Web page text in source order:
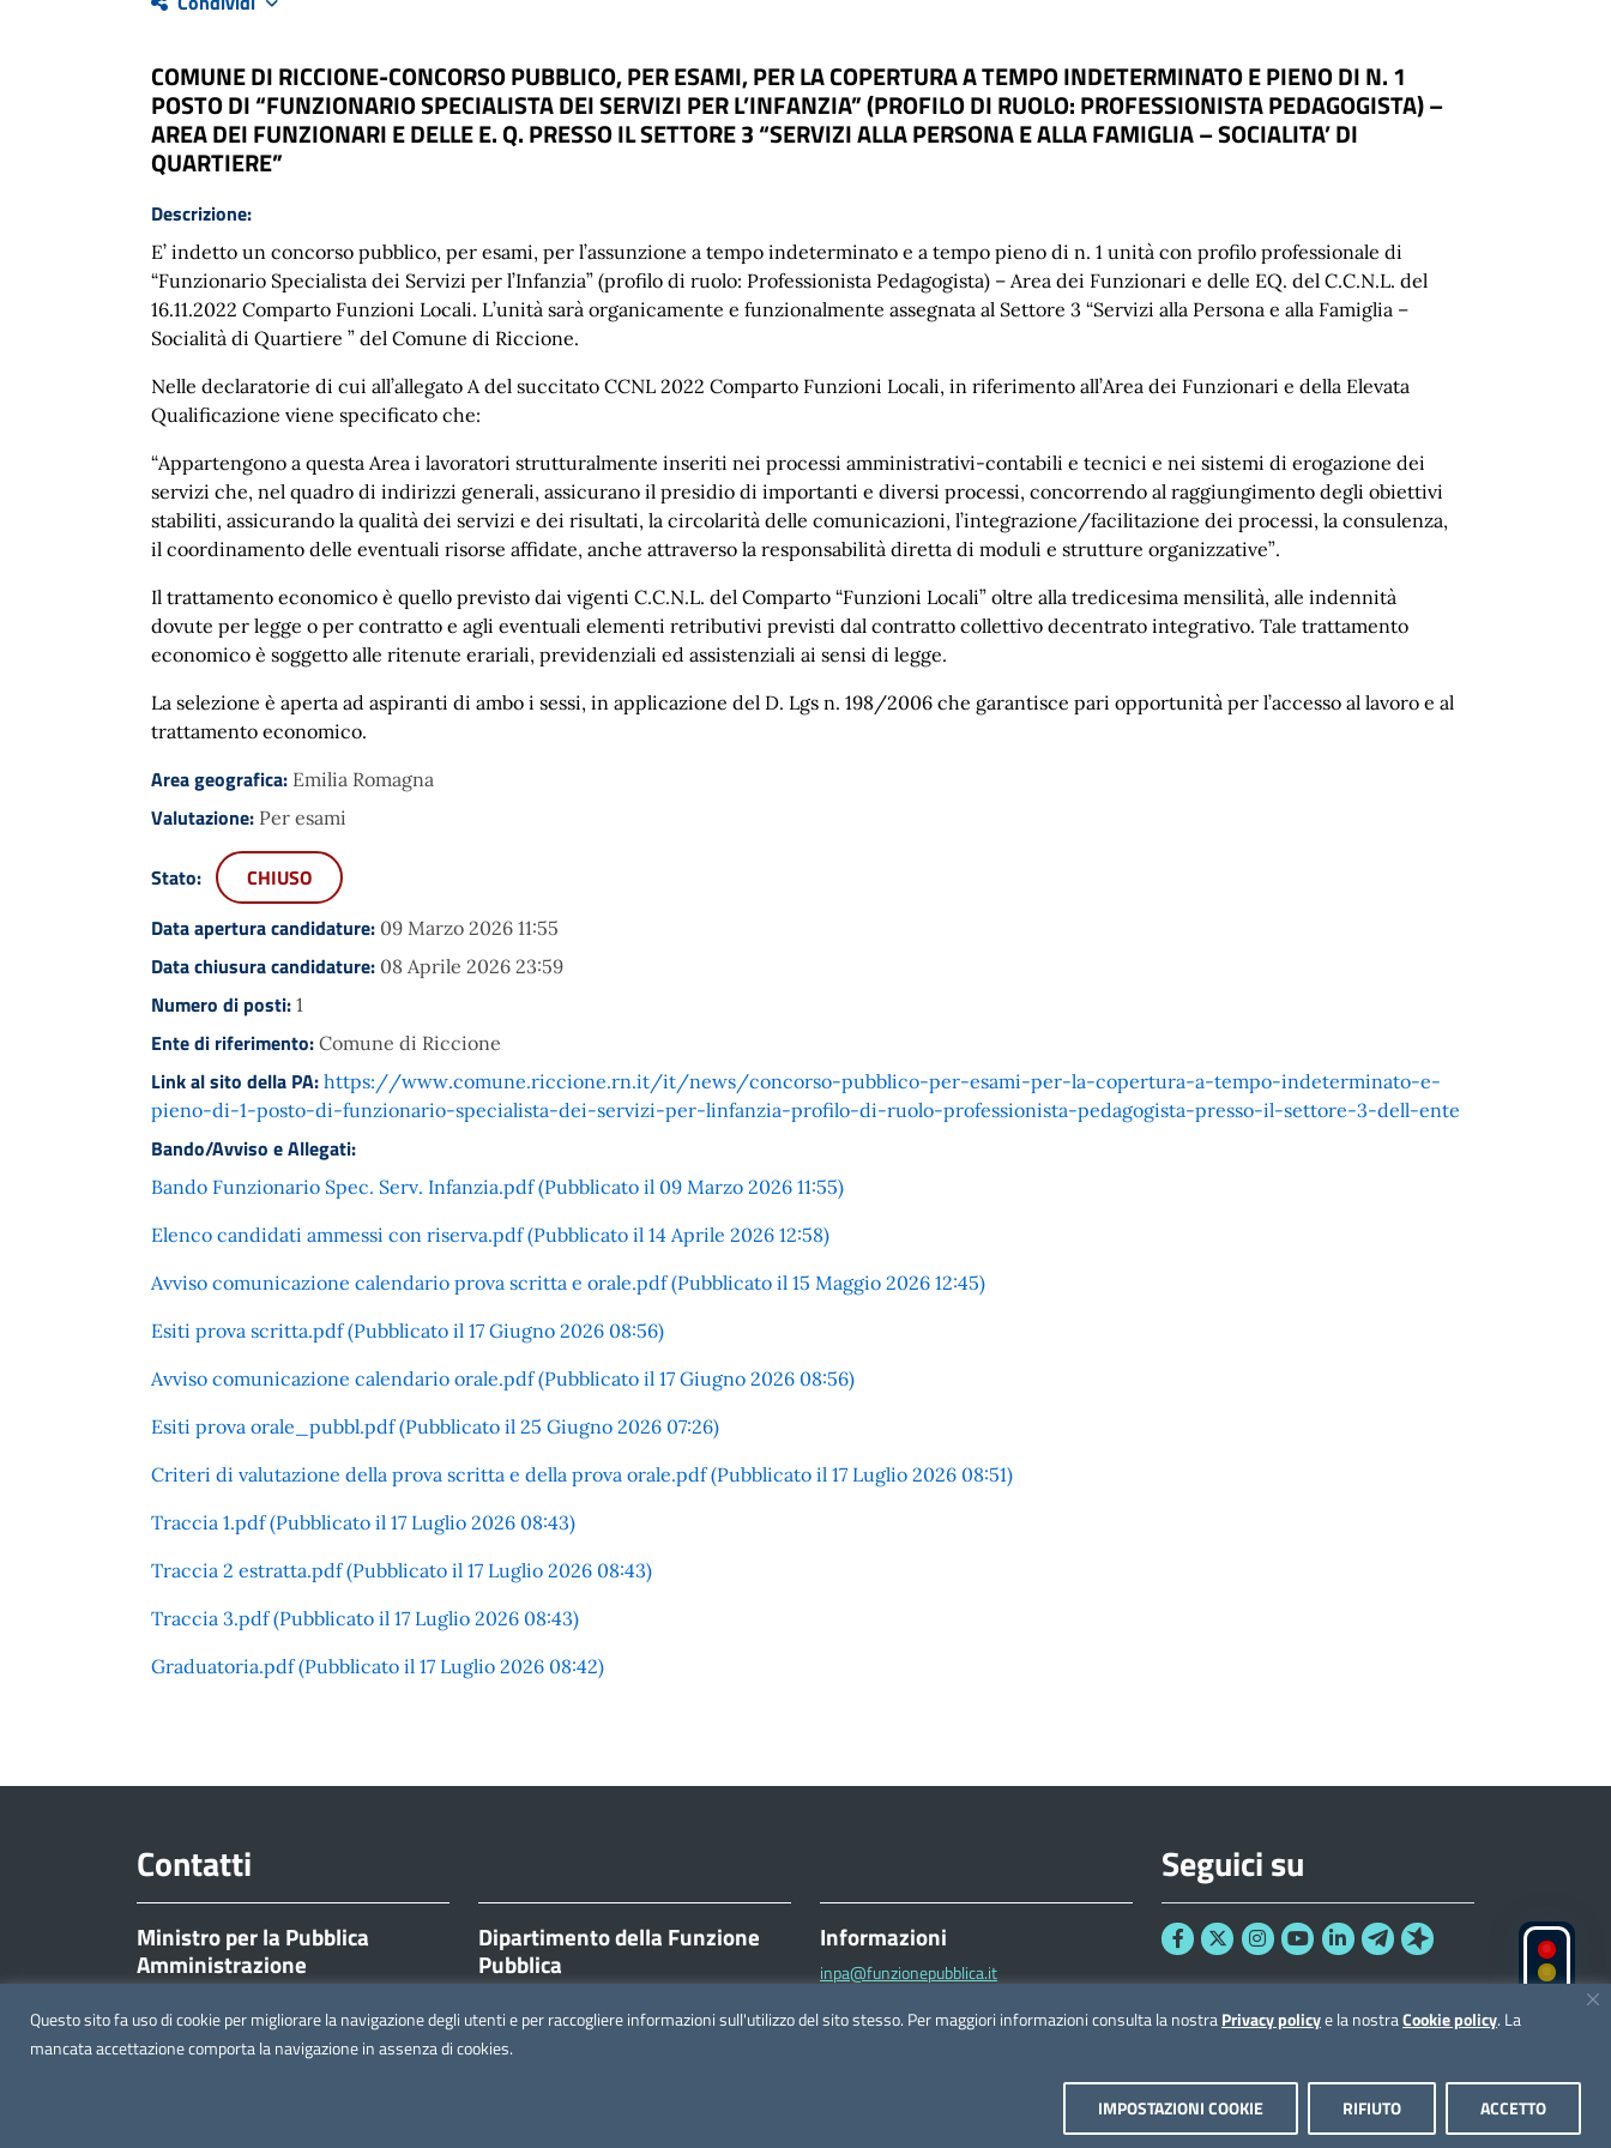
Questo sito fa uso di cookie per migliorare la navigazione degli utenti e per raccogliere informazioni sull'utilizzo del sito stesso. Per maggiori informazioni consulta la nostraPrivacy policye la nostraCookie policy. La
mancata accettazione comporta la navigazione in assenza di cookies.
IMPOSTAZIONI COOKIE RIFIUTO ACCETTO
COMUNE DI RICCIONE-CONCORSO PUBBLICO, PER ESAMI, PER LA COPERTURA A TEMPO INDETERMINATO E PIENO DI N. 1
POSTO DI “FUNZIONARIO SPECIALISTA DEI SERVIZI PER L’INFANZIA” (PROFILO DI RUOLO: PROFESSIONISTA PEDAGOGISTA) –
AREA DEI FUNZIONARI E DELLE E. Q. PRESSO IL SETTORE 3 “SERVIZI ALLA PERSONA E ALLA FAMIGLIA – SOCIALITA’ DI
QUARTIERE”
Descrizione:
E’ indetto un concorso pubblico, per esami, per l’assunzione a tempo indeterminato e a tempo pieno di n. 1 unità con profilo professionale di
“Funzionario Specialista dei Servizi per l’Infanzia” (profilo di ruolo: Professionista Pedagogista) – Area dei Funzionari e delle EQ. del C.C.N.L. del
16.11.2022 Comparto Funzioni Locali. L’unità sarà organicamente e funzionalmente assegnata al Settore 3 “Servizi alla Persona e alla Famiglia –
Socialità di Quartiere ” del Comune di Riccione.
Nelle declaratorie di cui all’allegato A del succitato CCNL 2022 Comparto Funzioni Locali, in riferimento all’Area dei Funzionari e della Elevata
Qualificazione viene specificato che:
“Appartengono a questa Area i lavoratori strutturalmente inseriti nei processi amministrativi-contabili e tecnici e nei sistemi di erogazione dei
servizi che, nel quadro di indirizzi generali, assicurano il presidio di importanti e diversi processi, concorrendo al raggiungimento degli obiettivi
stabiliti, assicurando la qualità dei servizi e dei risultati, la circolarità delle comunicazioni, l’integrazione/facilitazione dei processi, la consulenza,
il coordinamento delle eventuali risorse affidate, anche attraverso la responsabilità diretta di moduli e strutture organizzative”.
Il trattamento economico è quello previsto dai vigenti C.C.N.L. del Comparto “Funzioni Locali” oltre alla tredicesima mensilità, alle indennità
dovute per legge o per contratto e agli eventuali elementi retributivi previsti dal contratto collettivo decentrato integrativo. Tale trattamento
economico è soggetto alle ritenute erariali, previdenziali ed assistenziali ai sensi di legge.
La selezione è aperta ad aspiranti di ambo i sessi, in applicazione del D. Lgs n. 198/2006 che garantisce pari opportunità per l’accesso al lavoro e al
trattamento economico.
Area geografica: Emilia Romagna
Valutazione: Per esami
Stato:
CHIUSO
Data apertura candidature: 09 Marzo 2026 11:55
Data chiusura candidature: 08 Aprile 2026 23:59
Numero di posti: 1
Ente di riferimento: Comune di Riccione
Link al sito della PA: https://www.comune.riccione.rn.it/it/news/concorso-pubblico-per-esami-per-la-copertura-a-tempo-indeterminato-e-
pieno-di-1-posto-di-funzionario-specialista-dei-servizi-per-linfanzia-profilo-di-ruolo-professionista-pedagogista-presso-il-settore-3-dell-ente
Bando/Avviso e Allegati:
Bando Funzionario Spec. Serv. Infanzia.pdf (Pubblicato il 09 Marzo 2026 11:55)
Elenco candidati ammessi con riserva.pdf (Pubblicato il 14 Aprile 2026 12:58)
Avviso comunicazione calendario prova scritta e orale.pdf (Pubblicato il 15 Maggio 2026 12:45)
Esiti prova scritta.pdf (Pubblicato il 17 Giugno 2026 08:56)
Avviso comunicazione calendario orale.pdf (Pubblicato il 17 Giugno 2026 08:56)
Esiti prova orale_pubbl.pdf (Pubblicato il 25 Giugno 2026 07:26)
Criteri di valutazione della prova scritta e della prova orale.pdf (Pubblicato il 17 Luglio 2026 08:51)
Traccia 1.pdf (Pubblicato il 17 Luglio 2026 08:43)
Traccia 2 estratta.pdf (Pubblicato il 17 Luglio 2026 08:43)
Traccia 3.pdf (Pubblicato il 17 Luglio 2026 08:43)
Graduatoria.pdf (Pubblicato il 17 Luglio 2026 08:42)
Contatti
Ministro per la Pubblica
Amministrazione
00186 Roma
Dipartimento della Funzione
Pubblica
00186 Roma
Informazioni
inpa@funzionepubblica.it
FAQ
Seguici su